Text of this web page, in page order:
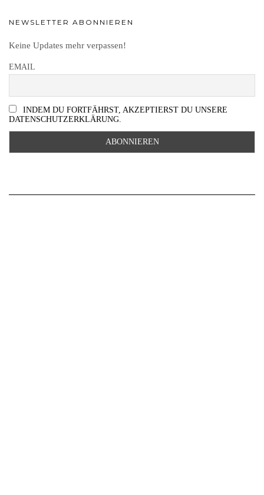
NEWSLETTER ABONNIEREN
Keine Updates mehr verpassen!
EMAIL
INDEM DU FORTFÄHRST, AKZEPTIERST DU UNSERE
DATENSCHUTZERKLÄRUNG.